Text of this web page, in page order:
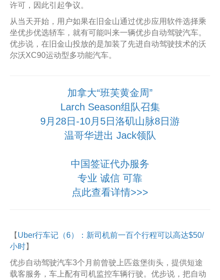
许可，因此引起争议。
从当天开始，用户如果在旧金山通过优步应用软件选择乘
坐优步优选轿车，就有可能叫来一辆优步自动驾驶汽车。
优步说，在旧金山投放的是加装了先进自动驾驶技术的沃
尔沃XC90运动型多功能汽车。
加拿大“班芙黄金周”
Larch Season组队召集
9月28日-10月5日洛矶山脉8日游
温哥华进出 Jack领队
中国签证代办服务
专业 诚信 可靠
点此查看详情>>>
【 Uber行车记（6）：新司机前一百个行程可以高达$50/
小时】
优步自动驾驶汽车3个月前曾驶上匹兹堡街头，提供短途
载客服务，车上配有司机监控车辆行驶。优步说，把自动